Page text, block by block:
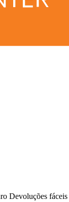
Devoluções fáceis